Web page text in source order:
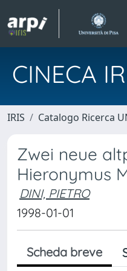
CINECA
IRIS Catalogo Ricerca
Zwei neue
Hieronymus
DINI, PIETRO
1998-01-01
Scheda breve